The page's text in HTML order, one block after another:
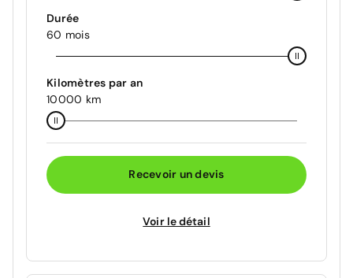
Durée
60 mois
Kilomètres par an
10000 km
Recevoir un devis
Voir le détail